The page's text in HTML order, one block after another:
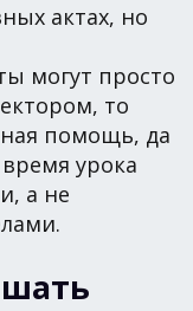
актах, но
могут просто
то
помощь, да
урока
а не